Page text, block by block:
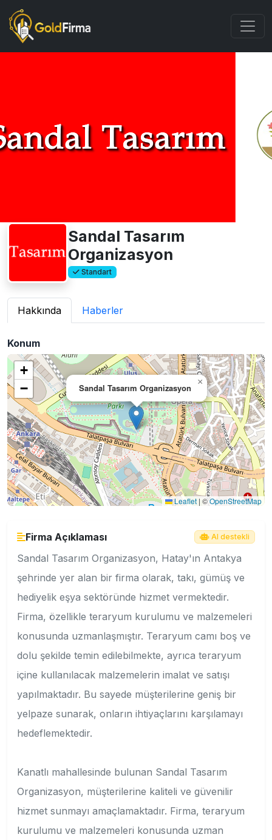
Sandal Tasarım
Organizasyon
Standart
Hakkında Haberler
Konum
Sandal Tasarım Organizasyon
×
+
−
Leaflet | ©OpenStreetMap
Firma Açıklaması AI destekli
Sandal Tasarım Organizasyon, Hatay'ın Antakya
şehrinde yer alan bir firma olarak, takı, gümüş ve
hediyelik eşya sektöründe hizmet vermektedir.
Firma, özellikle teraryum kurulumu ve malzemeleri
konusunda uzmanlaşmıştır. Teraryum camı boş ve
dolu şekilde temin edilebilmekte, ayrıca teraryum
içine kullanılacak malzemelerin imalat ve satışı
yapılmaktadır. Bu sayede müşterilerine geniş bir
yelpaze sunarak, onların ihtiyaçlarını karşılamayı
hedeflemektedir.
Kanatlı mahallesinde bulunan Sandal Tasarım
Organizasyon, müşterilerine kaliteli ve güvenilir
hizmet sunmayı amaçlamaktadır. Firma, teraryum
kurulumu ve malzemeleri konusunda uzman